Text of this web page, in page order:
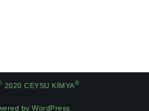
2020 CEYSU KİMYA®
by WordPress